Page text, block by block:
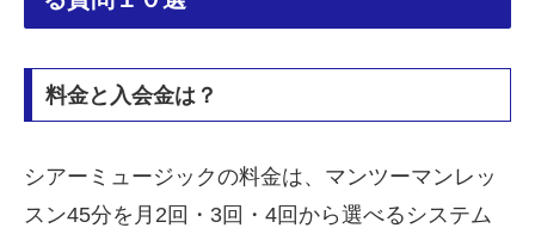
料金と入会金は？
シアーミュージックの料金は、マンツーマンレッ
スン45分を月2回・3回・4回から選べるシステム